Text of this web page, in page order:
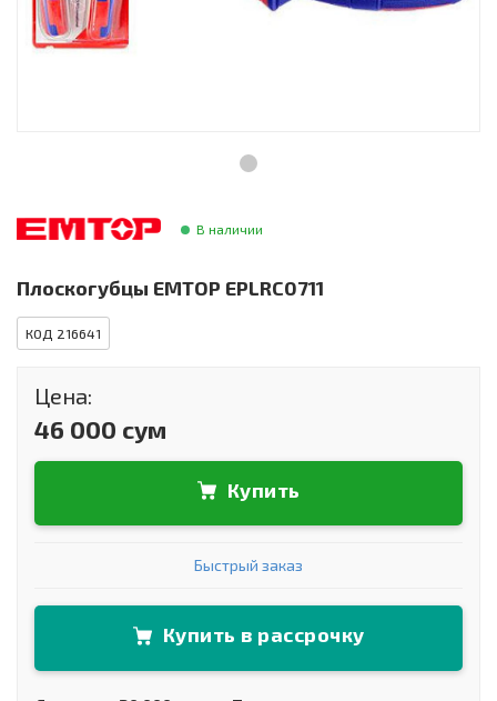
Инструменты и техника
Товары для дома
Сантехника В наличии
Плоскогубцы EMTOP EPLRC0711
КОД 216641
Цена:
46 000 сум
Купить
Быстрый заказ
Купить в рассрочку